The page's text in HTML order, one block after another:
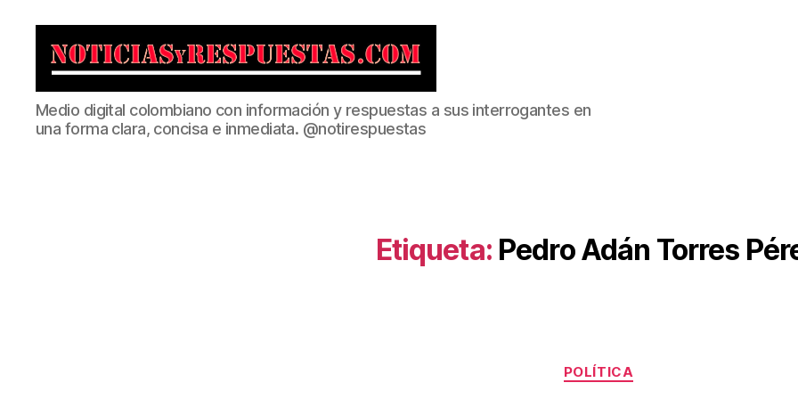
Noticias
y
Respuestas
Medio digital colombiano con información y respuestas a sus interrogantes en
una forma clara, concisa e inmediata. @notirespuestas
Etiqueta: Pedro Adán Torres
Categorías
POLÍTICA